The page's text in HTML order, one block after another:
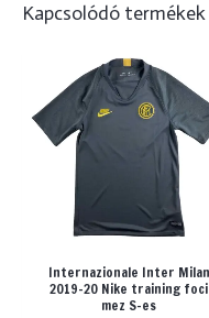
Kapcsolódó termékek
Internazionale Inter Milan
2019-20 Nike training foci
mez S-es